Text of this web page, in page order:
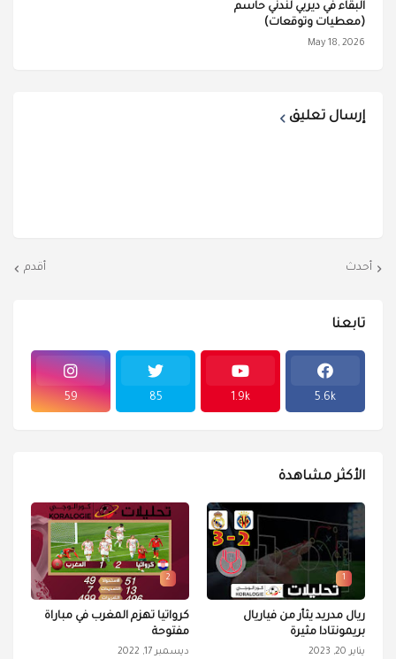
البقاء في ديربي لندني حاسم
(معطيات وتوقعات)
May 18, 2026
إرسال تعليق
أحدث أقدم
تابعنا
5.6k
1.9k
85
59
الأكثر مشاهدة
1
ريال مدريد يثأر من فياريال
بريمونتادا مثيرة
يناير 20, 2023
2
كرواتيا تهزم المغرب في مباراة
مفتوحة
ديسمبر 17, 2022